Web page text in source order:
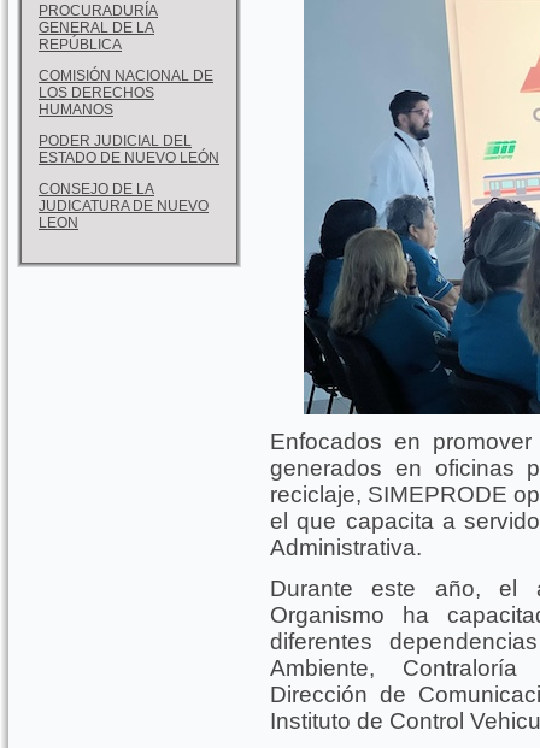
PROCURADURÍA
GENERAL DE LA
REPÚBLICA
COMISIÓN NACIONAL DE
LOS DERECHOS
HUMANOS
PODER JUDICIAL DEL
ESTADO DE NUEVO LEÓN
CONSEJO DE LA
JUDICATURA DE NUEVO
LEON
Enfocados en
generados en oficinas
reciclaje, SIMEPRODE
el que capacita a
Administrativa.
Durante este año, el
Organismo ha
diferentes
Ambiente, Contraloría
Dirección de
Instituto de Control